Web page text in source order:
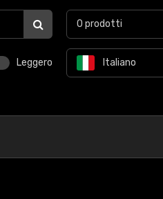
Leggero Italiano
0 prodotti